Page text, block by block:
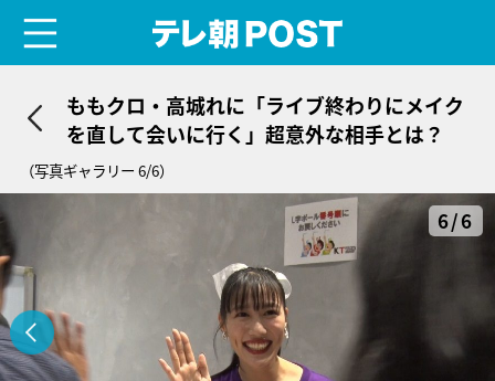
ももクロ・高城れに「ライブ終わりにメイク
を直して会いに行く」超意外な相手とは？
（写真ギャラリー 6/6）
6/6